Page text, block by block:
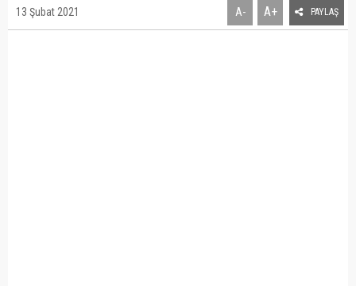
13 Şubat 2021 A- A+ PAYLAŞ